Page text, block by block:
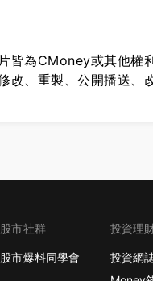
皆為CMoney或其他權
改、重製、公開播送、
股市社群
股市爆料同學會
投資理
投資網